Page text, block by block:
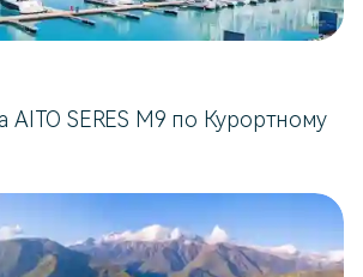
AITO SERES M9 по Курортному